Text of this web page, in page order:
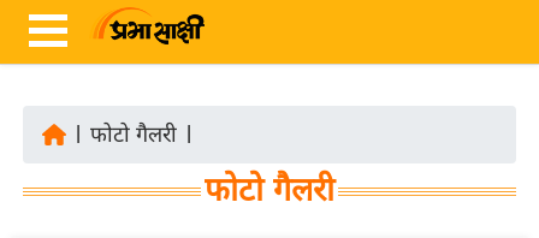
ज़ा
फोटो गैलरी
फोटो गैलरी